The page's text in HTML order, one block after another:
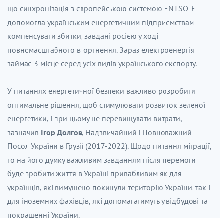
що синхронізація з європейською системою ENTSO-E
допомогла українським енергетичним підприємствам
компенсувати збитки, завдані росією у ході
повномасштабного вторгнення. Зараз електроенергія
займає 3 місце серед усіх видів українського експорту.
У питаннях енергетичної безпеки важливо розробити
оптимальне рішення, щоб стимулювати розвиток зеленої
енергетики, і при цьому не перевищувати витрати,
зазначив Ігор Долгов, Надзвичайний і Повноважний
Посол України в Грузії (2017-2022). Щодо питання міграції,
то на його думку важливим завданням після перемоги
буде зробити життя в Україні привабливим як для
українців, які вимушено покинули територію України, так і
для іноземних фахівців, які допомагатимуть у відбудові та
покращенні України.